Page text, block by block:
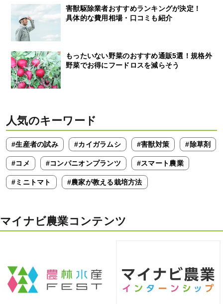
害獣駆除業者おすすめランキングが決定！
具体的な費用相場・口コミも紹介
もったいない野菜のおすすめ通販5選！規格外
野菜でお得にフードロスを減らそう
人気のキーワード
#生産者の試み #カイガラムシ #害獣対策 #除草剤
#コメ #コンパニオンプランツ #スマート農業
#ミニトマト #農家が教える栽培方法
マイナビ農業コンテンツ